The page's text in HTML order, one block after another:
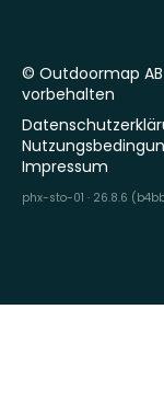
© Outdoormap
vorbehalten
Impressum
phx-sto-01 · 26.8.6